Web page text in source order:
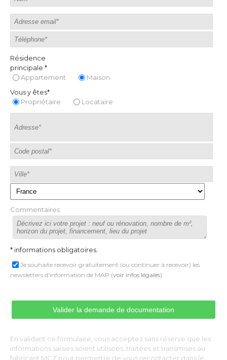
Résidence
principale *
Appartement
Maison
Vous y êtes*
Propriétaire
Locataire
Commentaires
* informations obligatoires.
Je souhaite recevoir gratuitement (ou continuer à recevoir) les
newsletters d'information de MAP (voir infos légales).
En validant ce formulaire, vous acceptez sans réserve que les
informations saisies soient utilisées, traitées et transmises au
fabricant MCZ pour permettre de vous recontacter dans le